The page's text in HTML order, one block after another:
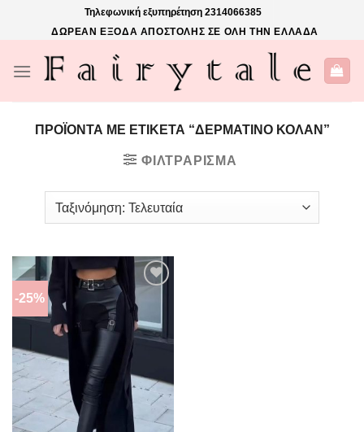
Τηλεφωνική εξυπηρέτηση 2314066385
ΔΩΡΕΑΝ ΕΞΟΔΑ ΑΠΟΣΤΟΛΗΣ ΣΕ ΟΛΗ ΤΗΝ ΕΛΛΑΔΑ
ΠΡΟΪΌΝΤΑ ΜΕ ΕΤΙΚΈΤΑ “ΔΕΡΜΑΤΙΝΟ ΚΟΛΑΝ”
ΦΙΛΤΡΆΡΙΣΜΑ
-25%
ΠΡΌΣΘΉΚΗ
ΣΤΗΝ
ΛΊΣΤΑ
ΕΠΙΘΥΜΙΏΝ